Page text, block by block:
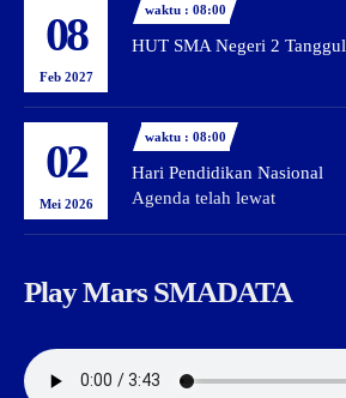
08
Feb 2027
waktu : 08:00
HUT SMA Negeri 2 Tanggul
02
Mei 2026
waktu : 08:00
Hari Pendidikan Nasional
Agenda telah lewat
Play Mars SMADATA